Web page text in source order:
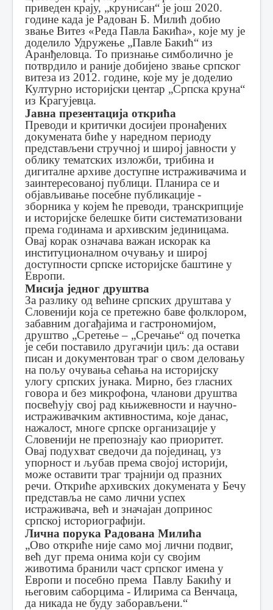
приведен крају, „крунисан“ је још 2020.
године када је Радован Б. Милић добио
звање Витез «Реда Павла Бакића», које му је
доделило Удружење „Павле Бакић“ из
Аранђеловца. То признање симболично је
потврдило и раније добијено звање српског
витеза из 2012. године, које му је доделио
Културно историјски центар „Српска круна“
из Крагујевца.
Јавна презентација открића
Преводи и критички досијеи пронађених
докумената биће у наредном периоду
представљени стручној и широј јавности у
облику тематских изложби, трибина и
дигиталне архиве доступне истраживачима и
заинтересованој публици. Планира се и
објављивање посебне публикације -
зборника у којем ће преводи, транскрипције
и историјске белешке бити систематизовани
према годинама и архивским јединицама.
Овај корак означава важан искорак ка
институционалном очувању и широј
доступности српске историјске баштине у
Европи.
Мисија једног друштва
За разлику од већине српских друштава у
Словенији која се претежно баве фолклором,
забавним догађајима и гастрономијом,
друштво „Сретење – „Сречање“ од почетка
је себи поставило другачији циљ: да остави
писан и документован траг о свом деловању
на пољу очувања сећања на историјску
улогу српских јунака. Мирно, без гласних
говора и без микрофона, чланови друштва
посвећују свој рад књижевности и научно-
истраживачким активностима, које данас,
нажалост, многе српске организације у
Словенији не препознају као приоритет.
Овај подухват сведочи да појединац, уз
упорност и љубав према својој историји,
може оставити траг трајнији од празних
речи. Откриће архивских докумената у Бечу
представља не само лични успех
истраживача, већ и значајан допринос
српској историографији.
Лична порука Радована Милића
„Ово откриће није само мој лични подвиг,
већ дуг према онима који су својим
животима бранили част српског имена у
Европи и посебно према Павлу Бакићу и
његовим саборцима - Илирима са Венчаца,
да никада не буду заборављени.“